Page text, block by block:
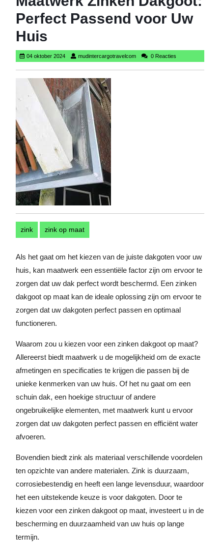
Perfect Passend voor Uw
Huis
04 oktober 202404
oktober
2024
mudintercargotravelcommudintercargotravelcom
0 Reacties
zink zink op maat
Als het gaat om het kiezen van de juiste dakgoten voor uw
huis, kan maatwerk een essentiële factor zijn om ervoor te
zorgen dat uw dak perfect wordt beschermd. Een zinken
dakgoot op maat kan de ideale oplossing zijn om ervoor te
zorgen dat uw dakgoten perfect passen en optimaal
functioneren.
Waarom zou u kiezen voor een zinken dakgoot op maat?
Allereerst biedt maatwerk u de mogelijkheid om de exacte
afmetingen en specificaties te krijgen die passen bij de
unieke kenmerken van uw huis. Of het nu gaat om een
schuin dak, een hoekige structuur of andere
ongebruikelijke elementen, met maatwerk kunt u ervoor
zorgen dat uw dakgoten perfect passen en efficiënt water
afvoeren.
Bovendien biedt zink als materiaal verschillende voordelen
ten opzichte van andere materialen. Zink is duurzaam,
corrosiebestendig en heeft een lange levensduur, waardoor
het een uitstekende keuze is voor dakgoten. Door te
kiezen voor een zinken dakgoot op maat, investeert u in de
bescherming en duurzaamheid van uw huis op lange
termijn.